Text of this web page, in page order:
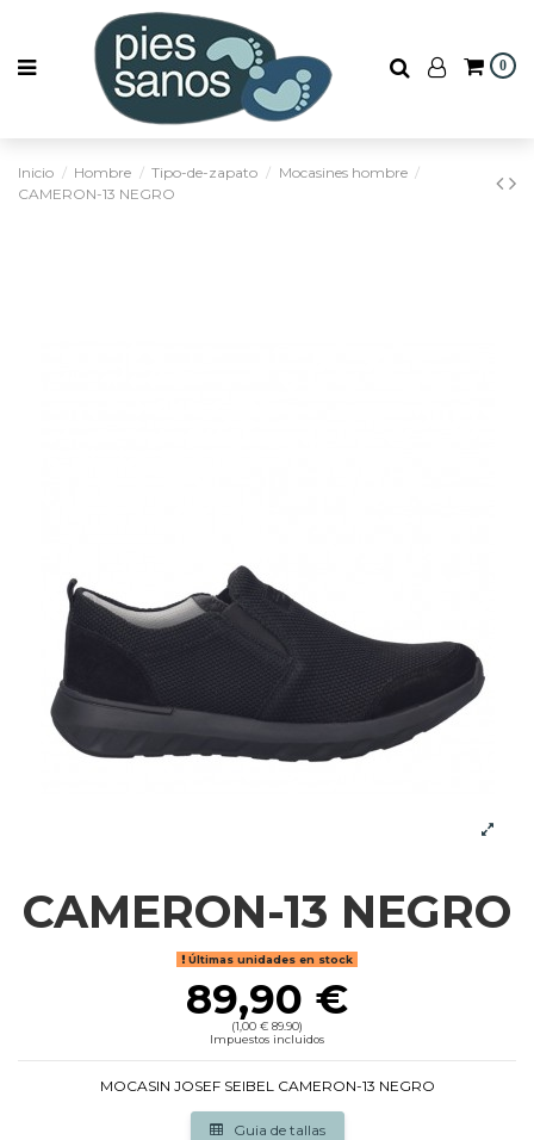
0
Inicio Hombre Tipo-de-zapato
Mocasines hombre
CAMERON-13 NEGRO
CAMERON-13 NEGRO
Últimas unidades en stock
89,90 €
(1,00 € 89.90)
Impuestos incluidos
MOCASIN JOSEF SEIBEL CAMERON-13 NEGRO
Guia de tallas